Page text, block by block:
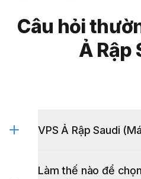
Câu hỏi
Ả Rập
VPS Ả Rập Saudi
Làm thế nào để